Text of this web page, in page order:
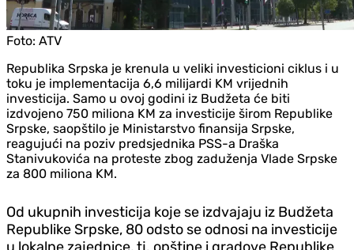
Foto: ATV
Republika Srpska je krenula u veliki investicioni ciklus i u
toku je implementacija 6,6 milijardi KM vrijednih
investicija. Samo u ovoj godini iz Budžeta će biti
izdvojeno 750 miliona KM za investicije širom Republike
Srpske, saopštilo je Ministarstvo finansija Srpske,
reagujući na poziv predsjednika PSS-a Draška
Stanivukovića na proteste zbog zaduženja Vlade Srpske
za 800 miliona KM.
Od ukupnih investicija koje se izdvajaju iz Budžeta
Republike Srpske, 80 odsto se odnosi na investicije